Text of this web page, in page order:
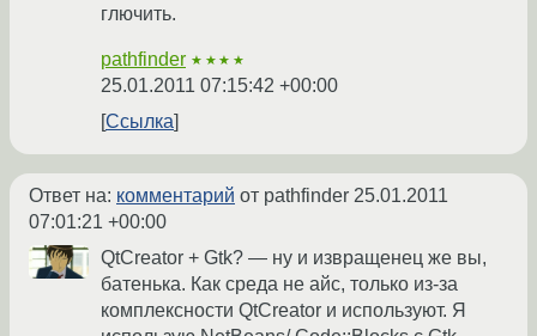
глючить.
pathfinder ★★★★
25.01.2011 07:15:42 +00:00
Ссылка
Ответ на: комментарий от pathfinder 25.01.2011
07:01:21 +00:00
QtCreator + Gtk? — ну и извращенец же вы,
батенька. Как среда не айс, только из-за
комплексности QtCreator и используют. Я